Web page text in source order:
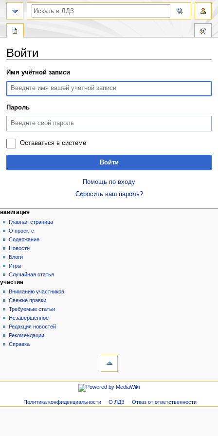
Войти
Перейти
к
навигации
Перейти
к
поиску
Имя учётной записи
Пароль
Оставаться в системе
Войти
Помощь по входу
Сбросить ваш пароль?
Навигация
действия на странице
служебная
страница
персональные инструменты
войти
навигация
Главная страница
О проекте
Содержание
Новости
Блоги
Игры
Случайная статья
поиск
участие
Вниманию участников
Свежие правки
Требуемые статьи
Незавершенное
Редакция новостей
Рекомендации
Справка
навигация
О
Политика конфиденциальности О ЛДЗ Отказ от ответственности